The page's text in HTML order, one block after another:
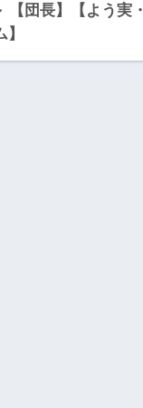
【団長】【よう実・